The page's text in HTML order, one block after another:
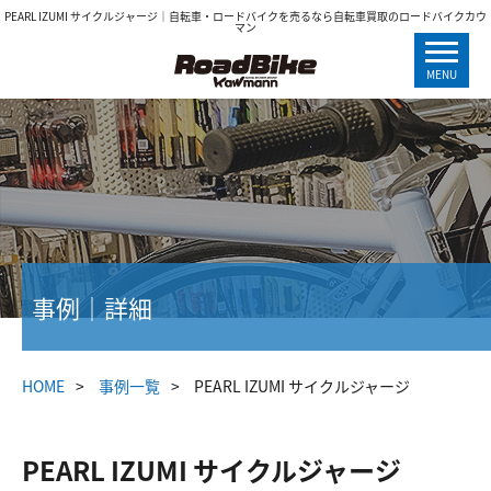
PEARL IZUMI サイクルジャージ｜自転車・ロードバイクを売るなら自転車買取のロードバイクカウ
マン
MENU
事例｜詳細
HOME 事例一覧 PEARL IZUMI サイクルジャージ
PEARL IZUMI サイクルジャージ